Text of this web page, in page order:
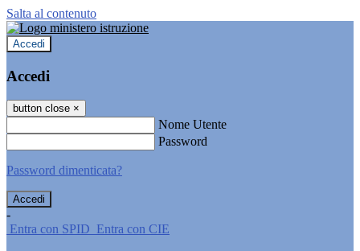
Salta al contenuto
Accedi
Accedi
button close ×
Nome Utente
Password
Password dimenticata?
-
Entra con SPID Entra con CIE